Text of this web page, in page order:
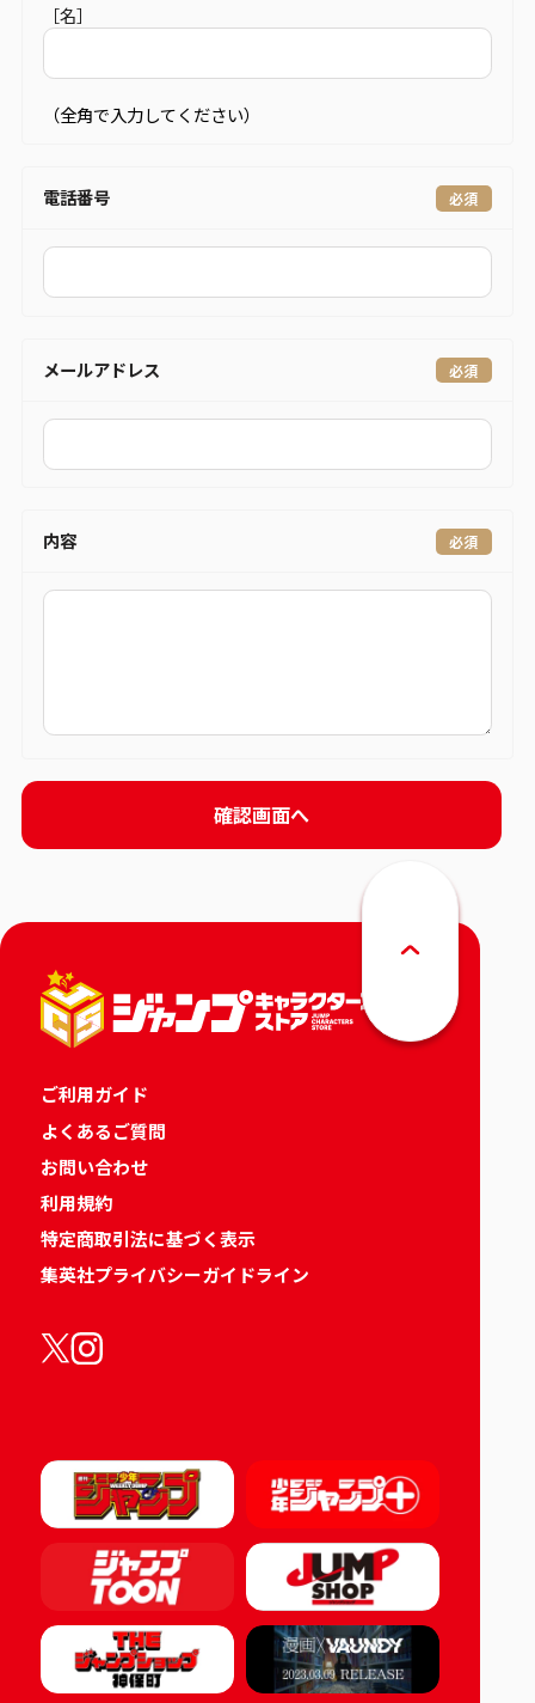
［名］
（全角で入力してください）
電話番号
メールアドレス
内容
ご利用ガイド
よくあるご質問
お問い合わせ
利用規約
特定商取引法に基づく表示
集英社プライバシーガイドライン